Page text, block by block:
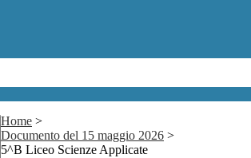
Home >
Documento del 15 maggio 2026 >
5^B Liceo Scienze Applicate